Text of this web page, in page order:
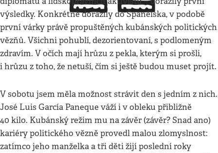
výsledky. Konkrétně dorazily do Španělska, v podobě
první várky právě propuštěných kubánských politických
vězňů. Všichni pohublí, dezorientovaní, s podlomeným
zdravím. V očích mají hrůzu z pekla, kterým si prošli,
i hrůzu z toho, že netuší, čím si ještě budou muset projít.
V sobotu jsem měla možnost strávit den s jedním z nich.
José Luis García Paneque váží i v obleku přibližně
40 kilo. Kubánský režim mu na závěr (závěr? Snad ano)
kariéry politického vězně provedl malou zlomyslnost:
zatímco jeho manželka a tři děti žijí poslední roky